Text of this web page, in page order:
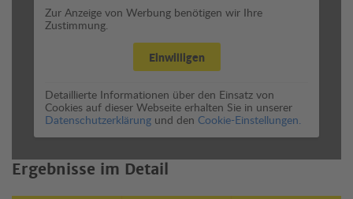
Zur Anzeige von Werbung benötigen wir Ihre
Zustimmung.
Einwilligen
Detaillierte Informationen über den Einsatz von
Cookies auf dieser Webseite erhalten Sie in unserer
Datenschutzerklärung und den Cookie-Einstellungen.
Ergebnisse im Detail